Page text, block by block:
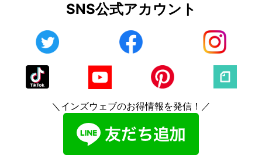
SNS公式アカウント
＼インズウェブのお得情報を発信！／